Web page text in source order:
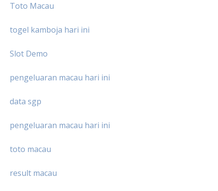
Toto Macau
togel kamboja hari ini
Slot Demo
pengeluaran macau hari ini
data sgp
pengeluaran macau hari ini
toto macau
result macau